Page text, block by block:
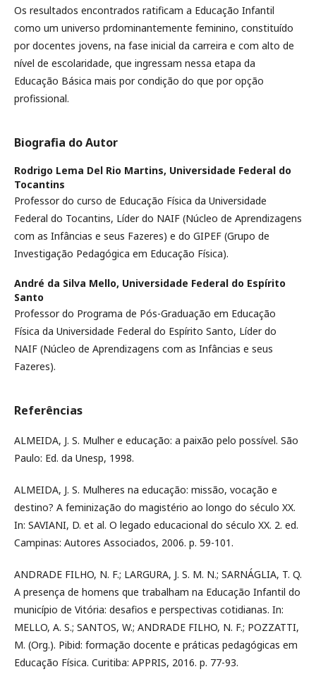
Os resultados encontrados ratificam a Educação Infantil
como um universo prdominantemente feminino, constituído
por docentes jovens, na fase inicial da carreira e com alto de
nível de escolaridade, que ingressam nessa etapa da
Educação Básica mais por condição do que por opção
profissional.
Biografia do Autor
Rodrigo Lema Del Rio Martins, Universidade Federal do
Tocantins
Professor do curso de Educação Física da Universidade
Federal do Tocantins, Líder do NAIF (Núcleo de Aprendizagens
com as Infâncias e seus Fazeres) e do GIPEF (Grupo de
Investigação Pedagógica em Educação Física).
André da Silva Mello, Universidade Federal do Espírito
Santo
Professor do Programa de Pós-Graduação em Educação
Física da Universidade Federal do Espírito Santo, Líder do
NAIF (Núcleo de Aprendizagens com as Infâncias e seus
Fazeres).
Referências
ALMEIDA, J. S. Mulher e educação: a paixão pelo possível. São
Paulo: Ed. da Unesp, 1998.
ALMEIDA, J. S. Mulheres na educação: missão, vocação e
destino? A feminização do magistério ao longo do século XX.
In: SAVIANI, D. et al. O legado educacional do século XX. 2. ed.
Campinas: Autores Associados, 2006. p. 59-101.
ANDRADE FILHO, N. F.; LARGURA, J. S. M. N.; SARNÁGLIA, T. Q.
A presença de homens que trabalham na Educação Infantil do
município de Vitória: desafios e perspectivas cotidianas. In:
MELLO, A. S.; SANTOS, W.; ANDRADE FILHO, N. F.; POZZATTI,
M. (Org.). Pibid: formação docente e práticas pedagógicas em
Educação Física. Curitiba: APPRIS, 2016. p. 77-93.